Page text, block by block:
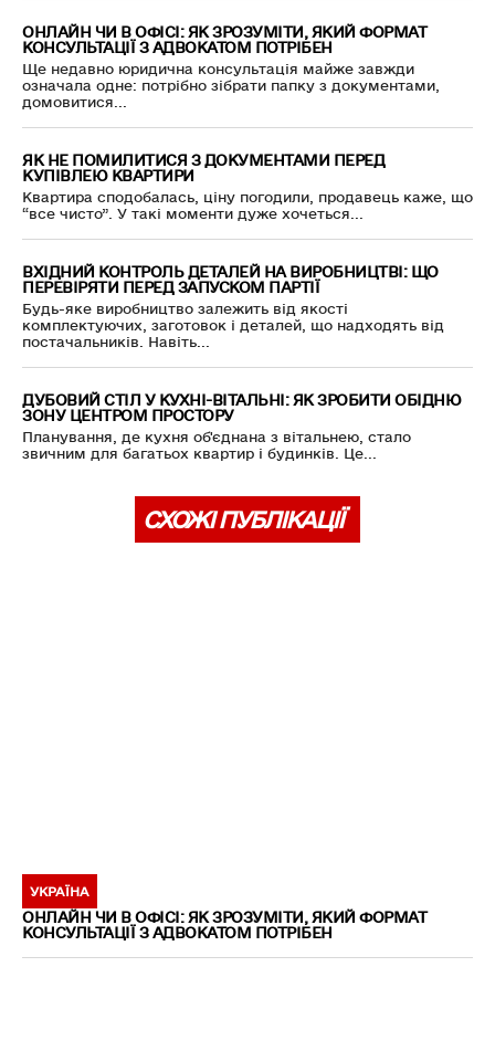
ОНЛАЙН ЧИ В ОФІСІ: ЯК ЗРОЗУМІТИ, ЯКИЙ ФОРМАТ
КОНСУЛЬТАЦІЇ З АДВОКАТОМ ПОТРІБЕН
Ще недавно юридична консультація майже завжди
означала одне: потрібно зібрати папку з документами,
домовитися...
ЯК НЕ ПОМИЛИТИСЯ З ДОКУМЕНТАМИ ПЕРЕД
КУПІВЛЕЮ КВАРТИРИ
Квартира сподобалась, ціну погодили, продавець каже, що
“все чисто”. У такі моменти дуже хочеться...
ВХІДНИЙ КОНТРОЛЬ ДЕТАЛЕЙ НА ВИРОБНИЦТВІ: ЩО
ПЕРЕВІРЯТИ ПЕРЕД ЗАПУСКОМ ПАРТІЇ
Будь-яке виробництво залежить від якості
комплектуючих, заготовок і деталей, що надходять від
постачальників. Навіть...
ДУБОВИЙ СТІЛ У КУХНІ-ВІТАЛЬНІ: ЯК ЗРОБИТИ ОБІДНЮ
ЗОНУ ЦЕНТРОМ ПРОСТОРУ
Планування, де кухня об'єднана з вітальнею, стало
звичним для багатьох квартир і будинків. Це...
СХОЖІ ПУБЛІКАЦІЇ
УКРАЇНА
ОНЛАЙН ЧИ В ОФІСІ: ЯК ЗРОЗУМІТИ, ЯКИЙ ФОРМАТ
КОНСУЛЬТАЦІЇ З АДВОКАТОМ ПОТРІБЕН